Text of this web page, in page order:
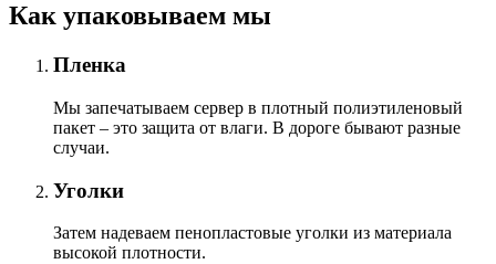
Как упаковываем мы
Пленка
Мы запечатываем сервер в плотный полиэтиленовый
пакет – это защита от влаги. В дороге бывают разные
случаи.
Уголки
Затем надеваем пенопластовые уголки из материала
высокой плотности.